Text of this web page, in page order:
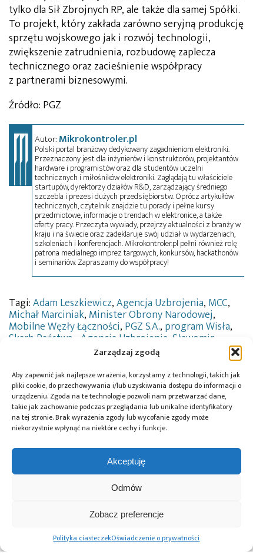
Zarządzaj zgodą
Aby zapewnić jak najlepsze wrażenia, korzystamy z technologii, takich jak
pliki cookie, do przechowywania i/lub uzyskiwania dostępu do informacji o
urządzeniu. Zgoda na te technologie pozwoli nam przetwarzać dane,
takie jak zachowanie podczas przeglądania lub unikalne identyfikatory
na tej stronie. Brak wyrażenia zgody lub wycofanie zgody może
niekorzystnie wpłynąć na niektóre cechy i funkcje.
Akceptuję
Odmów
Zobacz preferencje
Polityka ciasteczekOświadczenie o prywatności
tylko dla Sił Zbrojnych RP, ale także dla samej Spółki.
To projekt, który zakłada zarówno seryjną produkcję
sprzętu wojskowego jak i rozwój technologii,
zwiększenie zatrudnienia, rozbudowę zaplecza
technicznego oraz zacieśnienie współpracy
z partnerami biznesowymi.
Źródło: PGZ
Autor:Mikrokontroler.pl
Polski portal branżowy dedykowany zagadnieniom elektroniki.
Przeznaczony jest dla inżynierów i konstruktorów, projektantów
hardware i programistów oraz dla studentów uczelni
technicznych i miłośników elektroniki. Zaglądają tu właściciele
startupów, dyrektorzy działów R&D, zarządzający średniego
szczebla i prezesi dużych przedsiębiorstw. Oprócz artykułów
technicznych, czytelnik znajdzie tu porady i pełne kursy
przedmiotowe, informacje o trendach w elektronice, a także
oferty pracy. Przeczyta wywiady, przejrzy aktualności z branży w
kraju i na świecie oraz zadeklaruje swój udział w wydarzeniach,
szkoleniach i konferencjach. Mikrokontroler.pl pełni również rolę
patrona medialnego imprez targowych, konkursów, hackathonów
i seminariów. Zapraszamy do współpracy!
Tagi:Adam Leszkiewicz,Agencja Uzbrojenia, MCC,
Michał Marciniak, Minister Obrony Narodowej,
Mobilne Węzły Łączności, PGZ S.A., program Wisła,
Skarb Państwa - Agencja Uzbrojenia Sławomir
Wiceprezes Rady Ministrów Władysław
Wojsko Polskie Wojskowych
Zakładów Łączności Nr 1 S.A.
Przeczytaj również:
PILICA+ podpisało
kolejną umowę
z Agencją
Uzbrojenia
Narodowej
podpisał umowę
z USA na dostawę
elementów